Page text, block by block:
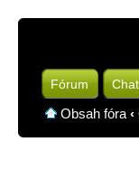
Fórum Chat
Obsah fóra ‹